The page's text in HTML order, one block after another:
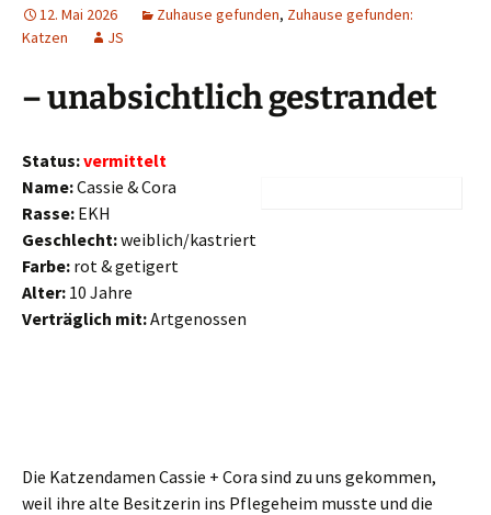
12. Mai 2026 Zuhause gefunden, Zuhause gefunden:
Katzen
JS
– unabsichtlich gestrandet
Status:vermittelt
Name:Cassie & Cora
Rasse: EKH
Geschlecht:weiblich/kastriert
Farbe: rot & getigert
Alter: 10 Jahre
Verträglich mit:Artgenossen
Die Katzendamen Cassie + Cora sind zu uns gekommen,
weil ihre alte Besitzerin ins Pflegeheim musste und die